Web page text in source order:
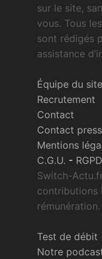
sur le site,
vous. Tous
sont rédigés
assistance
Équipe du site
Recrutement
Contact
Contact
Mentions
C.G.U. - RGPD
Switch-
contributions
rémunération.
Test de débit
Notre